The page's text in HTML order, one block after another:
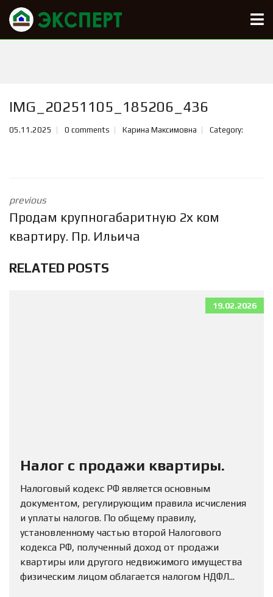
IMG_20251105_185206_436
05.11.2025 0 comments Карина Максимовна Category:
previous
Продам крупногабаритную 2х ком
квартиру. Пр. Ильича
RELATED POSTS
19.02.2026
Налог с продажи квартиры.
Налоговый кодекс РФ является основным
документом, регулирующим правила исчисления
и уплаты налогов. По общему правилу,
установленному частью второй Налогового
кодекса РФ, полученный доход от продажи
квартиры или другого недвижимого имущества
физическим лицом облагается налогом НДФЛ...